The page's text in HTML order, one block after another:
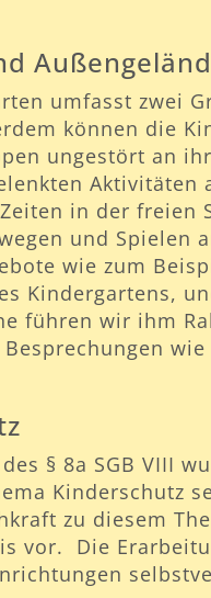
umfasst zwei
können die
ungestört an
in der freien
und Spielen
wie zum
Kindergartens,
führen wir ihm
§ 8a SGB VIII
Kinderschutz
zu diesem
vor. Die